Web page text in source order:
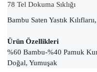
78 Tel Dokuma Sıklığı
Bambu Saten Yastık
Ürün Özellikleri
%60 Bambu-%40 Pamuk
Doğal, Yumuşak